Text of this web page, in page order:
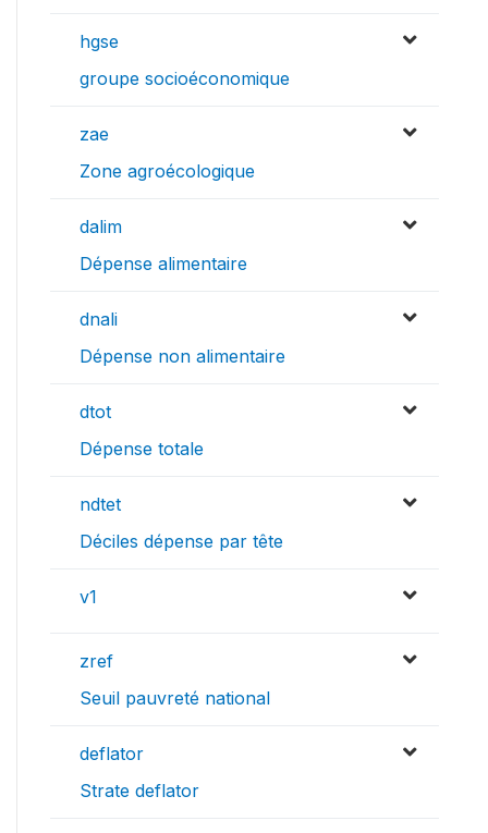
hgse
groupe socioéconomique
zae
Zone agroécologique
dalim
Dépense alimentaire
dnali
Dépense non alimentaire
dtot
Dépense totale
ndtet
Déciles dépense par tête
v1
zref
Seuil pauvreté national
deflator
Strate deflator